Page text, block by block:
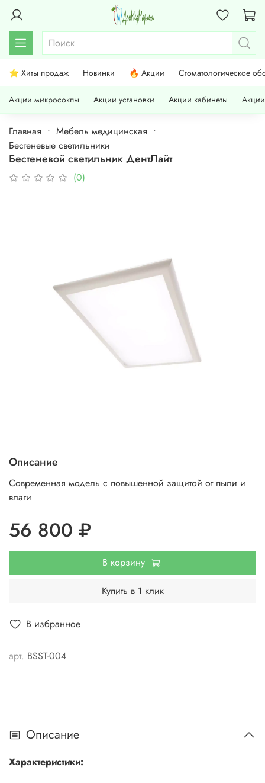
⭐ Хиты продаж Новинки 🔥 Акции Стоматологическое
Акции микросокпы Акции установки Акции кабинеты
Главная
Мебель медицинская
Бестеневые светильники
Бестеневой светильник ДентЛайт
(0)
В избранное
арт. BSST-004
Описание
Современная модель с повышенной защитой от пыли и
влаги
56 800 ₽
В корзину
Купить в 1 клик
Описание
Характеристики: